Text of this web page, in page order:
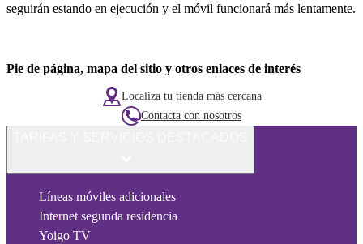
seguirán estando en ejecución y el móvil funcionará más lentamente.
Pie de página, mapa del sitio y otros enlaces de interés
Localiza tu tienda más cercana
Contacta con nosotros
Líneas móviles adicionales
Internet segunda residencia
Yoigo TV